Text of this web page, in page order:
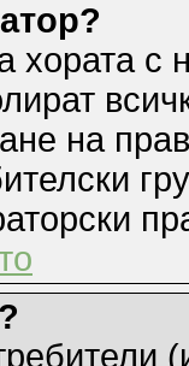
хората с
на